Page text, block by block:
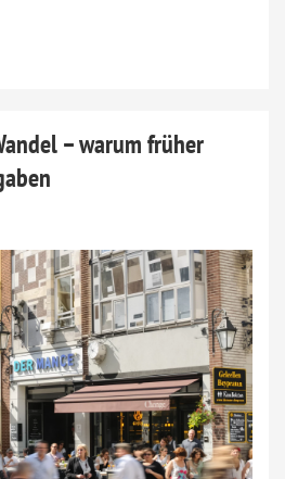
– warum früher